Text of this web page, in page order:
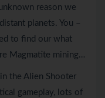
reason we
planets. You –
to find our what
Magmatite mining…
the Alien Shooter
gameplay, lots of